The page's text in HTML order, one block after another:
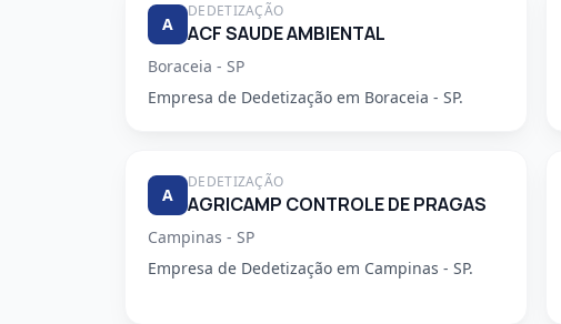
A
DEDETIZAÇÃO
ACF SAUDE AMBIENTAL
Boraceia - SP
Empresa de Dedetização em Boraceia - SP.
A
DEDETIZAÇÃO
AGRICAMP CONTROLE DE PRAGAS
Campinas - SP
Empresa de Dedetização em Campinas - SP.